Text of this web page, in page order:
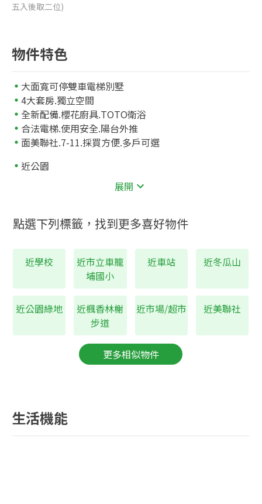
五入後取二位)
物件特色
大面寬可停雙車電梯別墅
4大套房.獨立空間
全新配備.櫻花廚具.TOTO衛浴
合法電梯.使用安全.陽台外推
面美聯社.7-11.採買方便.多戶可選
近公園
市立中平國中 1580 公尺
近超市
美聯社8
近公車站
冬瓜山77 公尺
展開
點選下列標籤，找到更多喜好物件
近學校
近市立車籠
埔國小
近車站 近冬瓜山
近公園綠地
近楓香林榭
步道
近市場/超市 近美聯社
更多相似物件
生活機能